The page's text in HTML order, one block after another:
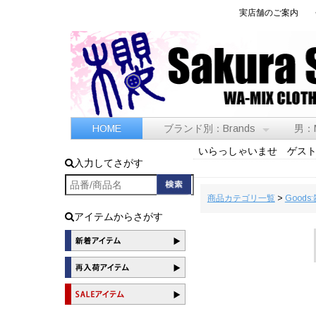
実店舗のご案内
HOME ブランド別：Brands 男
入力してさがす
アイテムからさがす
いらっしゃいませ ゲス
商品カテゴリ一覧> Goods: